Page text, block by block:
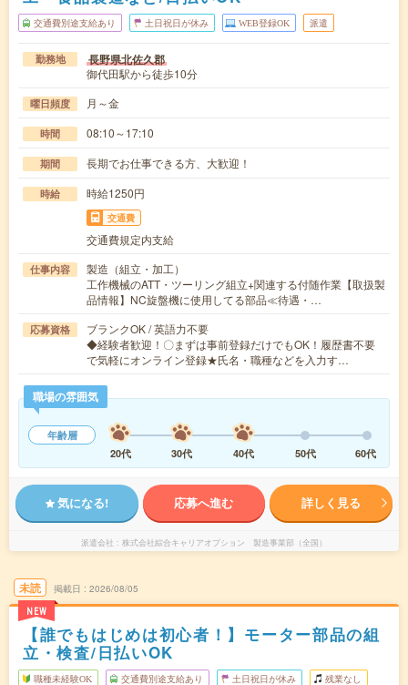
交通費別途支給あり 土日祝日が休み WEB登録OK 派遣
勤務地 長野県北佐久郡
御代田駅から徒歩10分
曜日頻度 月～金
時間 08:10～17:10
期間 長期でお仕事できる方、大歓迎！
時給 時給1250円
交通費
交通費規定内支給
仕事内容
製造（組立・加工）
工作機械のATT・ツーリング組立+関連する付随作業【取扱製
品情報】NC旋盤機に使用してる部品≪待遇・…
応募資格
ブランクOK / 英語力不要
◆経験者歓迎！〇まずは事前登録だけでもOK！履歴書不要
で気軽にオンライン登録★氏名・職種などを入力す…
職場の雰囲気
年齢層
20代
30代 40代 50代 60代
気になる! 応募へ進む 詳しく見る
派遣会社 株式会社綜合キャリアオプション 製造事業部（全国）
未読
NEW
掲載日 2026/08/05
【誰でもはじめは初心者！】モーター部品の組
立・検査/日払いOK
職種未経験OK 交通費別途支給あり 土日祝日が休み 残業なし